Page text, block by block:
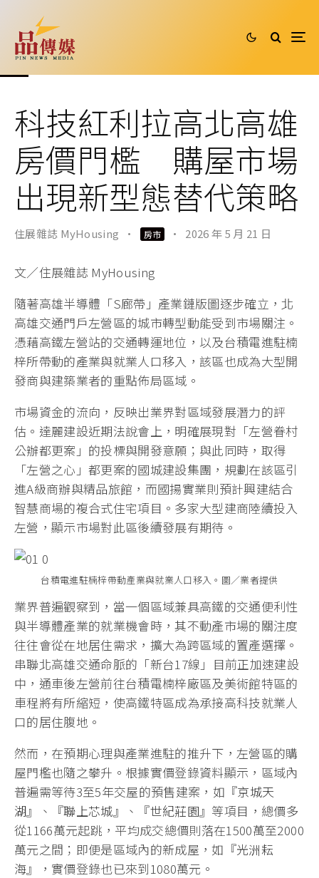
科技紅利拉高北高雄
房價門檻 購屋市場
出現新型態替代策略
住展雜誌 MyHousing · 房市 · 2026 年 5 月 21 日
文／住展雜誌 MyHousing
隨著高雄半導體「S廊帶」產業鏈版圖逐步確立，北
高雄交通門戶左營區的城市轉型動能受到市場關注。
憑藉高鐵左營站的交通轉運地位，以及台積電進駐楠
梓所帶動的產業與就業人口移入，該區也成為大型開
發商與建築業者的重點佈局區域。
市場資金的流向，反映出業界對區域發展潛力的評
估。達麗建設近期法說會上，明確展現對「左營眷村
公辦都更案」的投標與開發意願；與此同時，取得
「左營之心」都更案的國城建設集團，規劃在該區引
進A級商辦與精品旅館，而國揚實業則預計興建結合
智慧商場的複合式住宅項目。多家大型建商陸續投入
左營，顯示市場對此區後續發展有期待。
台積電進駐楠梓帶動產業與就業人口移入。圖／業者提供
業界普遍觀察到，當一個區域兼具高鐵的交通便利性
與半導體產業的就業機會時，其不動產市場的關注度
往往會從在地居住需求，擴大為跨區域的置產選擇。
串聯北高雄交通命脈的「新台17線」目前正加速建設
中，通車後左營前往台積電楠梓廠區及美術館特區的
車程將有所縮短，使高鐵特區成為承接高科技就業人
口的居住腹地。
然而，在預期心理與產業進駐的推升下，左營區的購
屋門檻也隨之攀升。根據實價登錄資料顯示，區域內
普遍需等待3至5年交屋的預售建案，如『京城天
湖』、『聯上芯城』、『世紀莊園』等項目，總價多
從1166萬元起跳，平均成交總價則落在1500萬至2000
萬元之間；即便是區域內的新成屋，如『光洲耘
海』，實價登錄也已來到1080萬元。